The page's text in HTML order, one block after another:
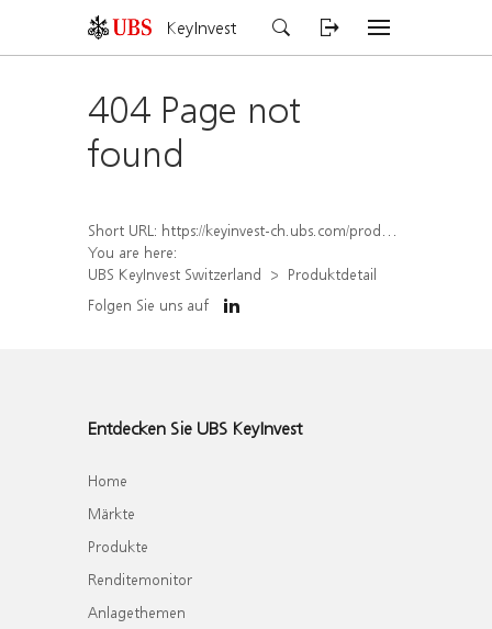
KeyInvest
404 Page not
found
Short URL: https://keyinvest-ch.ubs.com/produkt/detail/index/isin/CH1578401346
You are here:
UBS KeyInvest Switzerland
Produktdetail
Folgen Sie uns auf
Entdecken Sie UBS KeyInvest
Home
Märkte
Produkte
Renditemonitor
Anlagethemen